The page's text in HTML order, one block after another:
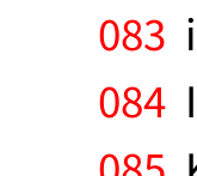
083
084